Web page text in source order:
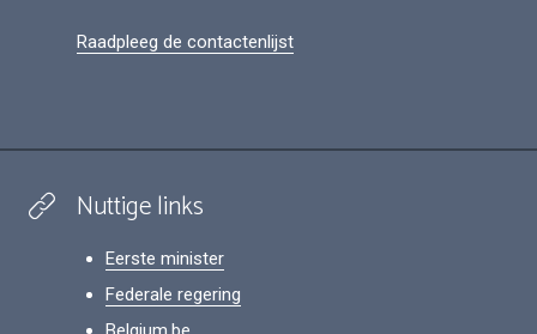
Raadpleeg de contactenlijst
Nuttige links
Eerste minister
Federale regering